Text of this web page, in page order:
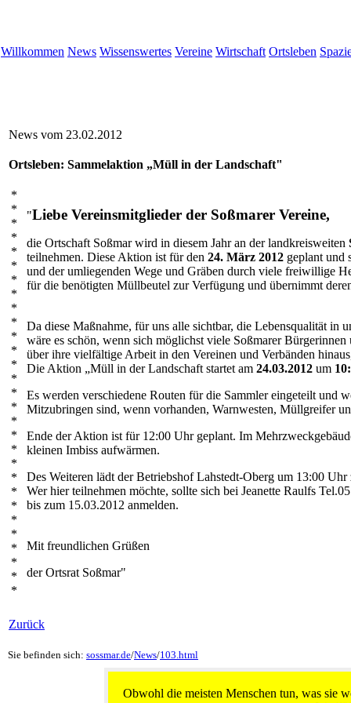
Willkommen News Wissenswertes Vereine Wirtschaft Ortsleben
News vom 23.02.2012
Ortsleben: Sammelaktion „Müll in der Landschaft"
*
*
*
*
*
*
*
*
*
*
*
*
*
*
*
*
*
*
*
*
*
*
*
*
*
*
*
*
*
"Liebe Vereinsmitglieder der Soßmarer Vereine,
die Ortschaft Soßmar wird in diesem Jahr an der landkreisweiten
teilnehmen. Diese Aktion ist für den 24. März 2012 geplant und
und der umliegenden Wege und Gräben durch viele freiwillige
für die benötigten Müllbeutel zur Verfügung und übernimmt
Da diese Maßnahme, für uns alle sichtbar, die Lebensqualität in
wäre es schön, wenn sich möglichst viele Soßmarer
über ihre vielfältige Arbeit in den Vereinen und Verbänden
Die Aktion „Müll in der Landschaft startet am 24.03.2012 um
Es werden verschiedene Routen für die Sammler eingeteilt und
Mitzubringen sind, wenn vorhanden, Warnwesten, Müllgreifer
Ende der Aktion ist für 12:00 Uhr geplant. Im
kleinen Imbiss aufwärmen.
Des Weiteren lädt der Betriebshof Lahstedt-Oberg um 13:00
Wer hier teilnehmen möchte, sollte sich bei Jeanette Raulfs
bis zum 15.03.2012 anmelden.
Mit freundlichen Grüßen
der Ortsrat Soßmar"
Zurück
Sie befinden sich: sossmar.de/News/103.html
Obwohl die meisten Menschen tun, was sie